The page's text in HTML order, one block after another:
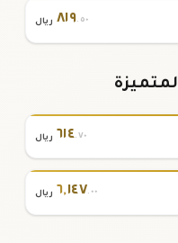
٨١٩.٥٠ ريال
٦١٤.٧٠ ريال
٦,١٤٧.٠٠ ريال